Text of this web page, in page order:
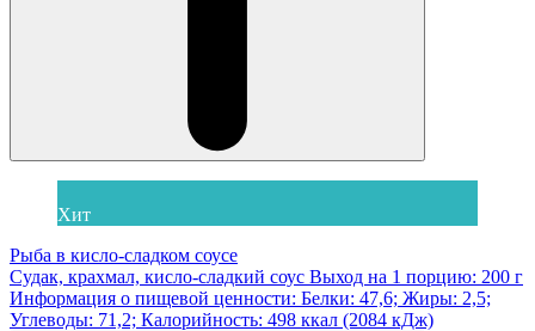
Хит
Рыба в кисло-сладком соусе
Судак, крахмал, кисло-сладкий соус Выход на 1 порцию: 200 г
Информация о пищевой ценности: Белки: 47,6; Жиры: 2,5;
Углеводы: 71,2; Калорийность: 498 ккал (2084 кДж)